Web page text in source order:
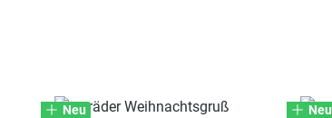
Neu Neu